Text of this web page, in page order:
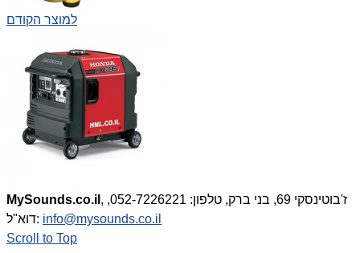
למוצר הקודם
MySounds.co.il , ז'בוטינסקי 69, בני ברק, טלפון: 052-7226221,
דוא"ל: info@mysounds.co.il
Scroll to Top